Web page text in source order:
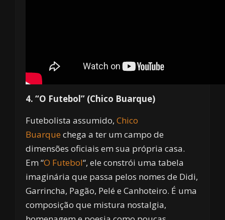
4. “O Futebol” (Chico Buarque)
Futebolista assumido, Chico
Buarque chega a ter um campo de
dimensões oficiais em sua própria casa.
Em “O Futebol“, ele constrói uma tabela
imaginária que passa pelos nomes de Didi,
Garrincha, Pagão, Pelé e Canhoteiro. É uma
composição que mistura nostalgia,